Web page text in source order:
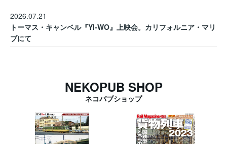
2026.07.21
トーマス・キャンベル『YI-WO』上映会。カリフォルニア・マリ
ブにて
NEKOPUB SHOP
ネコパブショップ